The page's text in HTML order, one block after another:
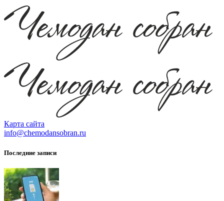
Карта сайта
info@chemodansobran.ru
Последние записи